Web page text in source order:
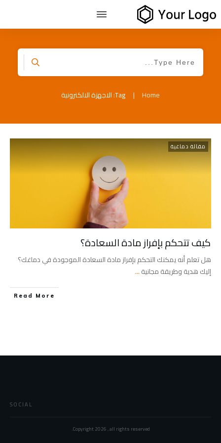
Home
| Tag: الاجهزة الالكترونية
مقالة دماغية
كيف تتحكم بإفراز مادة السعادة؟
هل تعلم أنه يمكنك التحكم بإفراز مادة السعادة الموجودة في دماغك؟
إليك هدية وطريقة مجانية...
Read More
SOCIAL
Copyright2026, all rights reserved.